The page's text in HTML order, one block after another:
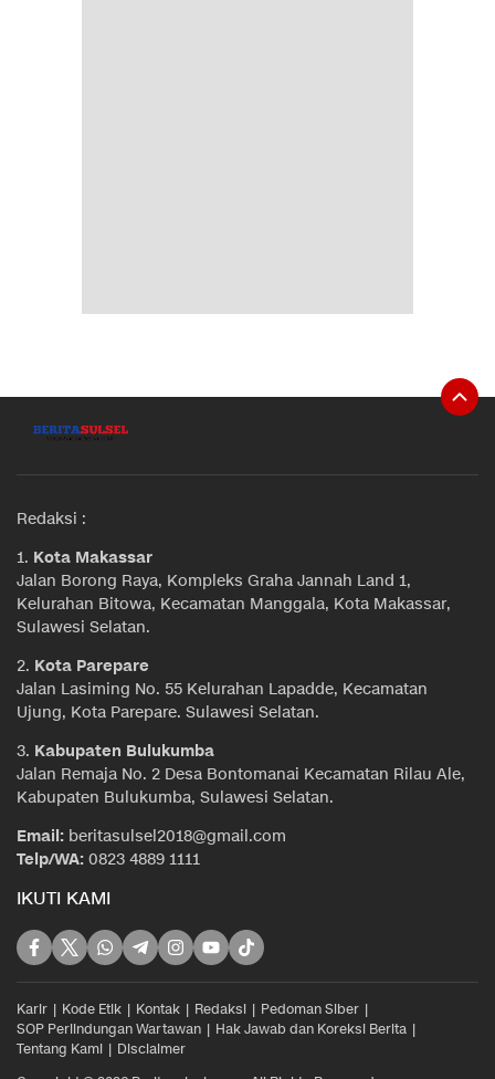
Redaksi :
1. Kota Makassar
Jalan Borong Raya, Kompleks Graha Jannah Land 1,
Kelurahan Bitowa, Kecamatan Manggala, Kota Makassar,
Sulawesi Selatan.
2. Kota Parepare
Jalan Lasiming No. 55 Kelurahan Lapadde, Kecamatan
Ujung, Kota Parepare. Sulawesi Selatan.
3. Kabupaten Bulukumba
Jalan Remaja No. 2 Desa Bontomanai Kecamatan Rilau Ale,
Kabupaten Bulukumba, Sulawesi Selatan.
Email: beritasulsel2018@gmail.com
Telp/WA: 0823 4889 1111
IKUTI KAMI
Karir Kode Etik Kontak Redaksi
Pedoman Siber
SOP Perlindungan Wartawan
Hak Jawab dan Koreksi Berita
Tentang Kami
Disclaimer